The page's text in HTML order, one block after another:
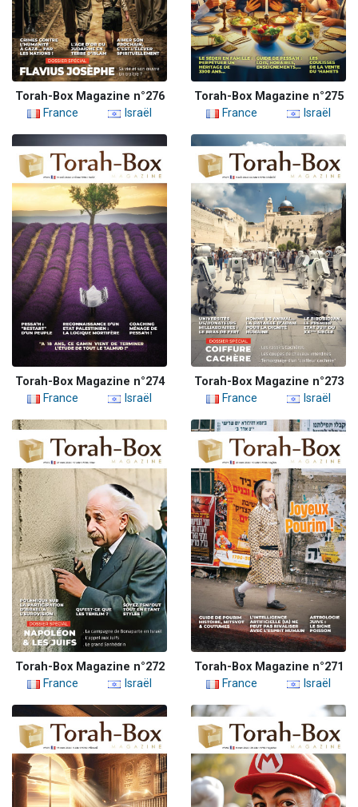
Torah-Box Magazine n°276
France
Israël
Torah-Box Magazine n°275
France
Israël
Torah-Box Magazine n°274
France
Israël
Torah-Box Magazine n°273
France
Israël
Torah-Box Magazine n°272
France
Israël
Torah-Box Magazine n°271
France
Israël